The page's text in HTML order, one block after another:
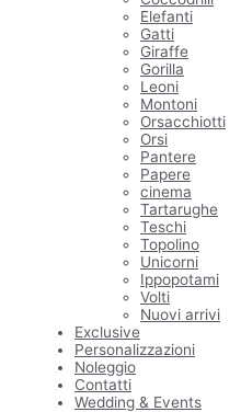
Elefanti
Gatti
Giraffe
Gorilla
Leoni
Montoni
Orsacchiotti
Orsi
Pantere
Papere
cinema
Tartarughe
Teschi
Topolino
Unicorni
Ippopotami
Volti
Nuovi arrivi
Exclusive
Personalizzazioni
Noleggio
Contatti
Wedding & Events